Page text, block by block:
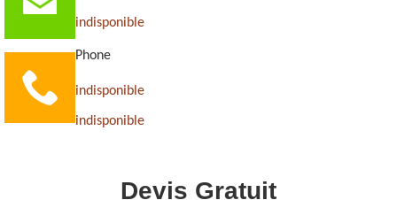
indisponible
Phone
indisponible
indisponible
Devis Gratuit